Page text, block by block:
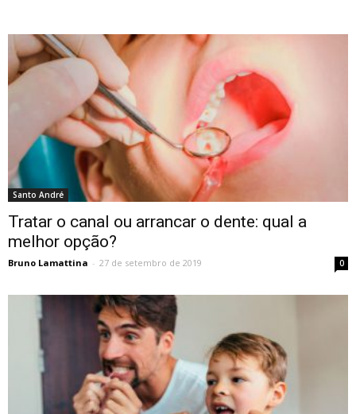
Santo André
Tratar o canal ou arrancar o dente: qual a
melhor opção?
Bruno Lamattina - 27 de setembro de 2019 0